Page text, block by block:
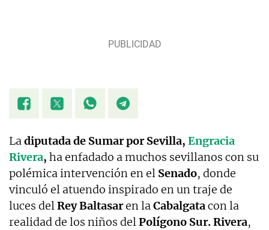
Ladiputada de Sumar por Sevilla, Engracia
Rivera, ha enfadado a muchos sevillanos con su
polémica intervención en el Senado, donde
vinculó el atuendo inspirado en un traje de
luces delRey Baltasaren laCabalgatacon la
realidad de los niños delPolígono Sur.Rivera,